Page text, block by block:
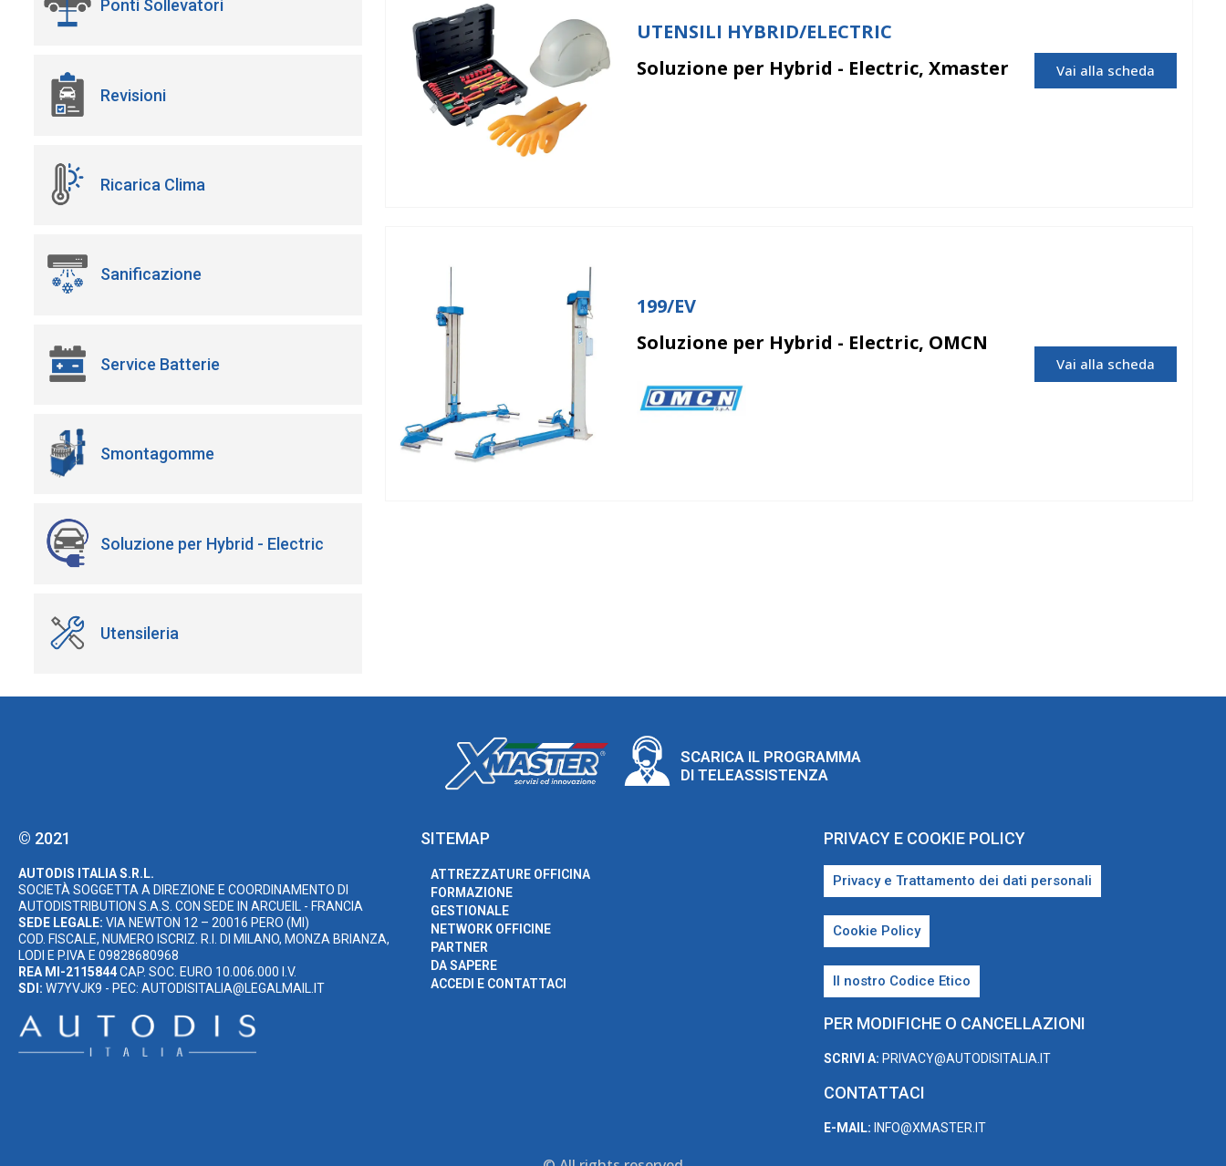
Ponti Sollevatori
Revisioni
Ricarica Clima
Sanificazione
Service Batterie
Smontagomme
Soluzione per Hybrid - Electric
Utensileria
UTENSILI HYBRID/ELECTRIC
Soluzione per Hybrid - Electric, Xmaster
Vai alla scheda
199/EV
Soluzione per Hybrid - Electric, OMCN
Vai alla scheda
SCARICA IL PROGRAMMA
DI TELEASSISTENZA
© 2021
AUTODIS ITALIA S.R.L.
SOCIETÀ SOGGETTA A DIREZIONE E COORDINAMENTO DI
AUTODISTRIBUTION S.A.S. CON SEDE IN ARCUEIL - FRANCIA
SEDE LEGALE: VIA NEWTON 12 – 20016 PERO (MI)
COD. FISCALE, NUMERO ISCRIZ. R.I. DI MILANO, MONZA BRIANZA,
LODI E P.IVA E 09828680968
REA MI-2115844CAP. SOC. EURO 10.006.000 I.V.
SDI: W7YVJK9 - PEC: AUTODISITALIA@LEGALMAIL.IT
SITEMAP
ATTREZZATURE OFFICINA
FORMAZIONE
GESTIONALE
NETWORK OFFICINE
PARTNER
DA SAPERE
ACCEDI E CONTATTACI
PRIVACY E COOKIE POLICY
Privacy e Trattamento dei dati personali
Cookie Policy
Il nostro Codice Etico
PER MODIFICHE O CANCELLAZIONI
SCRIVI A: PRIVACY@AUTODISITALIA.IT
CONTATTACI
E-MAIL: INFO@XMASTER.IT